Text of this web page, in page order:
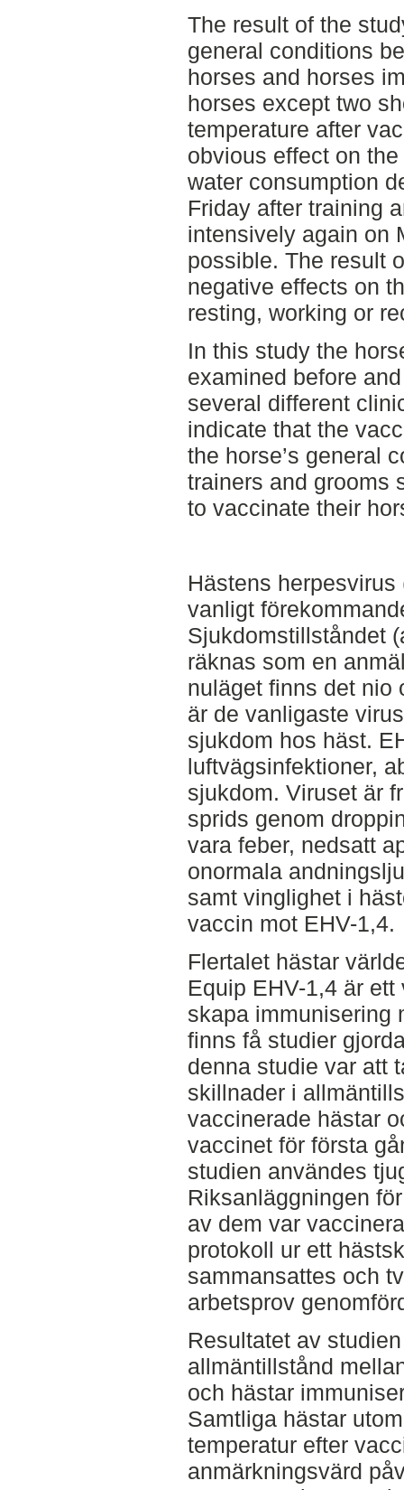
The result of the
general conditions
horses and horses
horses except two
temperature after
obvious effect on
water consumption
Friday after training
intensively again on
possible. The result
negative effects on
resting, working or
In this study the
examined before
several different
indicate that the
the horse’s general
trainers and grooms
to vaccinate their
Hästens
vanligt
Sjukdomstillståndet
räknas som en
nuläget finns det nio
är de vanligaste
sjukdom hos häst.
luftvägsinfektioner,
sjukdom. Viruset är
sprids genom
vara feber, nedsatt
onormala
samt vinglighet i
vaccin mot EHV-1,4.
Flertalet hästar
Equip EHV-1,4 är
skapa immunisering
finns få studier
denna studie var att
skillnader i
vaccinerade hästar
vaccinet för första
studien användes
Riksanläggningen
av dem var
protokoll ur ett
sammansattes och
arbetsprov
Resultatet av
allmäntillstånd
och hästar
Samtliga hästar
temperatur efter
anmärkningsvärd